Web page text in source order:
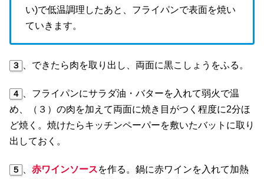
い)で低温調理したあと、フライパンで表面を焼い
ていきます。
３ 、できたら肉を取り出し、両面に黒こしょうをふる。
４ 、フライパンにサラダ油・バターを入れて弱火で温
め、（３）の肉を加えて両面に焼き目がつく程度に2分ほ
ど焼く。焼けたらキッチンペーパーを敷いたバットに取り
出しておく。
５ 、 赤ワインソースを作る。鍋に赤ワインを入れて加熱